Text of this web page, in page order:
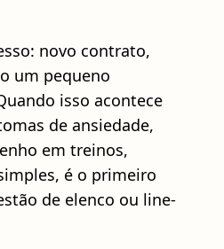
novo contrato,
um pequeno
isso acontece
de ansiedade,
em treinos,
é o primeiro
de elenco ou line-